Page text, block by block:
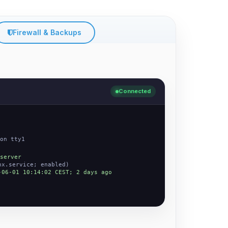
Firewall & Backups
Connected
on tty1
enabled)
01 10:14:02 CEST; 2 days ago